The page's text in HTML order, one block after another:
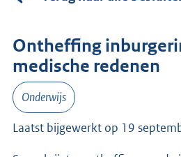
Ontheffing
medische redenen
Onderwijs
Laatst bijgewerkt op 19